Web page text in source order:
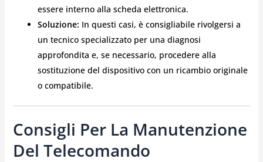
essere interno alla scheda elettronica.
Soluzione: In questi casi, è consigliabile rivolgersi a
un tecnico specializzato per una diagnosi
approfondita e, se necessario, procedere alla
sostituzione del dispositivo con un ricambio originale
o compatibile.
Consigli Per La Manutenzione
Del Telecomando